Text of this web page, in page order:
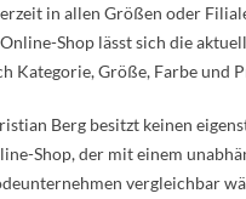
in allen Größen oder
Shop lässt sich die
Kategorie, Größe, Farbe und
Berg besitzt keinen
Shop, der mit einem
vergleichbar